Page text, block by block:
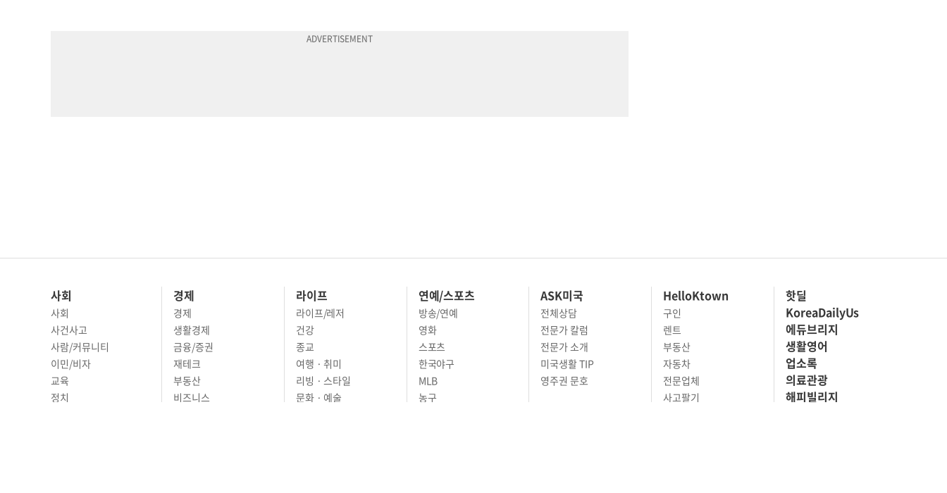
사회
사회
사건사고
사람/커뮤니티
이민/비자
경제
경제
생활경제
금융/증권
재테크
라이프
라이프/레저
건강
종교
여행 · 취미
연예/스포츠
방송/연예
영화
스포츠
한국야구
ASK미국
전체상담
전문가 칼럼
전문가 소개
HelloKtown
구인
렌트
부동산
자동차
핫딜
KoreaDailyUs
에듀브리지
생활영어
업소록